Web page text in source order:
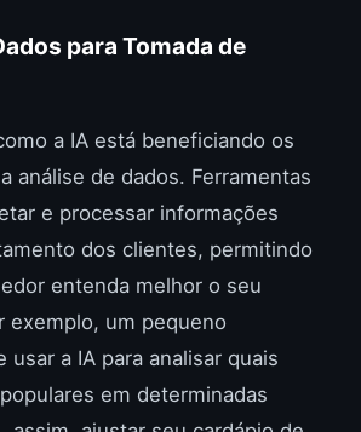
para Tomada de
a IA está beneficiando os
análise de dados. Ferramentas
e processar informações
dos clientes, permitindo
entenda melhor o seu
exemplo, um pequeno
usar a IA para analisar quais
em determinadas